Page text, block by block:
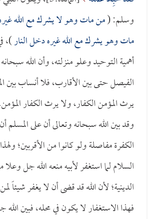
وسلم: (من مات وهو لا يشرك مع الله
مات وهو يشرك مع الله غيره دخل النار)،
أهمية التوحيد وعلو منزلته، وأن الله
الفيصل حتى بين الأقارب، فلا أنساب بين
يرث المؤمن الكفار، ولا يرث الكفار
وقد بين الله سبحانه وتعالى أن على المسلم
الكفرة مفاصلة ولو كانوا من الأقربين؛
السلام لما استغفر لأبيه منعه الله جل
الدينية؛ لأن الله قد قضى أن لا يغفر شيئاً
فهذا الاستغفار لا يكون في محله، فبين الله